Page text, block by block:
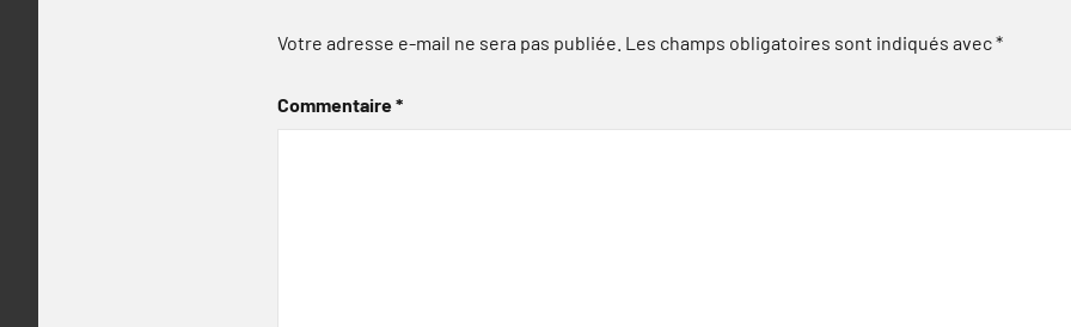
Votre adresse e-mail ne sera pas publiée. Les champs obligatoires sont indiqués avec*
Commentaire*